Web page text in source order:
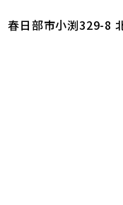
春日部市小渕329-8